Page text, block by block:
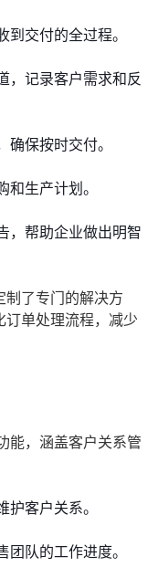
到交付的全过程。
，记录客户需求和反
确保按时交付。
和生产计划。
，帮助企业做出明智
制了专门的解决方
单处理流程，减少
能，涵盖客户关系管
护客户关系。
团队的工作进度。